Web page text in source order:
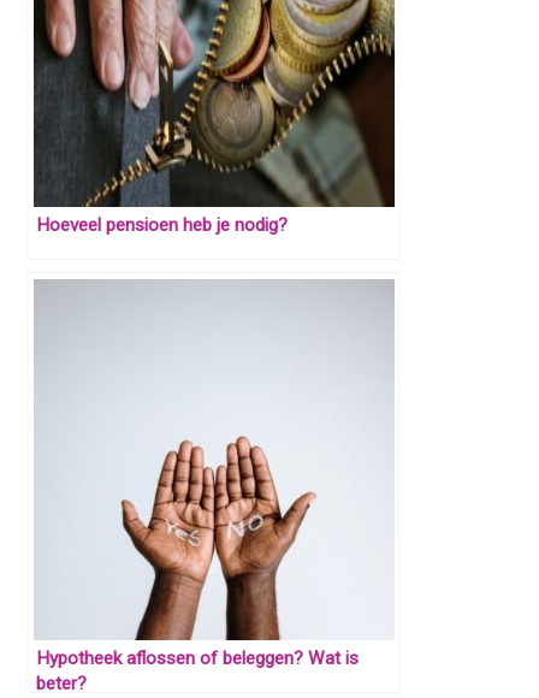
Hoeveel pensioen heb je nodig?
Hypotheek aflossen of beleggen? Wat is
beter?